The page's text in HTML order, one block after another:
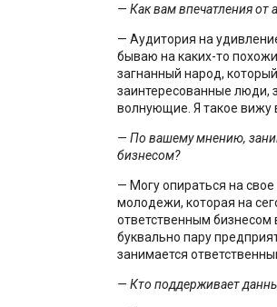
— Как вам впечатления от
— Аудитория на
бываю на каких-то
загнанный народ,
заинтересованные люди,
волнующие. Я такое вижу
— По вашему мнению,
бизнесом?
— Могу опираться на
молодежи, которая на
ответственным бизнесом
буквально пару
занимается
— Кто поддерживает